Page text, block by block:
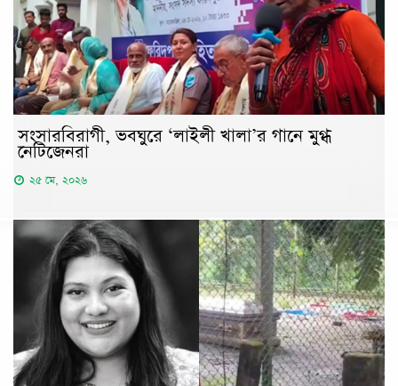
সংসারবিরাগী, ভবঘুরে ‘লাইলী খালা’র গানে মুগ্ধ
নেটিজেনরা
২৫ মে, ২০২৬